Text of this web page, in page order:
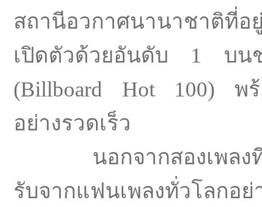
สถานีอวกาศนานาชาติที่อ
เปิดตัวด้วยอันดับ 1 บน
(Billboard Hot 100) พร้
อย่างรวดเร็ว
นอกจากสองเพลงที่ถู
รับจากแฟนเพลงทั่วโลกอ